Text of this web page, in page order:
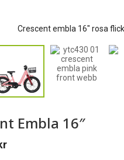
Embla 16″